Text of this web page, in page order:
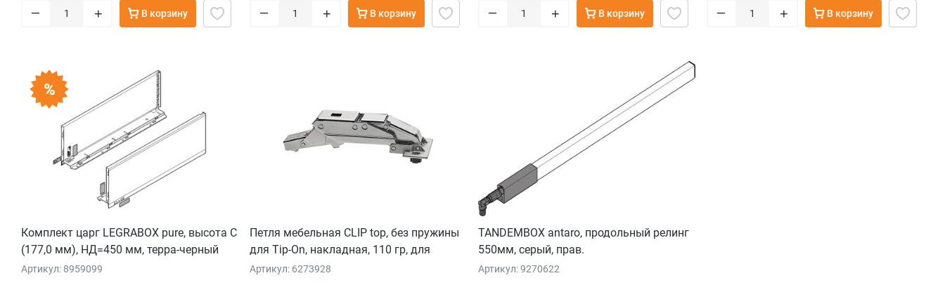
– + В корзину – + В корзину – + В корзину – + В корзину
Комплект царг LEGRABOX pure, высота C
(177,0 мм), НД=450 мм, терра-черный
Артикул: 8959099
Петля мебельная CLIP top, без пружины
для Tip-On, накладная, 110 гр, для
тонких фасадов
Артикул: 6273928
TANDEMBOX antaro, продольный релинг
550мм, серый, прав.
Артикул: 9270622